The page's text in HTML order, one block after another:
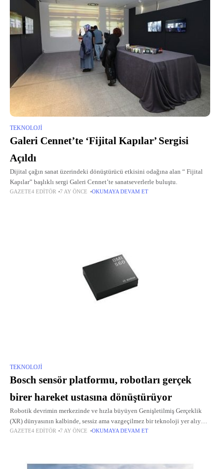
TEKNOLOJI
Galeri Cennet’te ‘Fijital Kapılar’ Sergisi
Açıldı
Dijital çağın sanat üzerindeki dönüştürücü etkisini odağına alan “ Fijital
Kapılar” başlıklı sergi Galeri Cennet’te sanatseverlerle buluştu.
GAZETE4 EDITÖR 7 AY ÖNCE OKUMAYA DEVAM ET
TEKNOLOJI
Bosch sensör platformu, robotları gerçek
birer hareket ustasına dönüştürüyor
Robotik devrimin merkezinde ve hızla büyüyen Genişletilmiş Gerçeklik
(XR) dünyasının kalbinde, sessiz ama vazgeçilmez bir teknoloji yer alıyor:
MEMS (Mikro-Elektro-Mekanik Sistemler) sensörleri.
GAZETE4 EDITÖR 7 AY ÖNCE OKUMAYA DEVAM ET